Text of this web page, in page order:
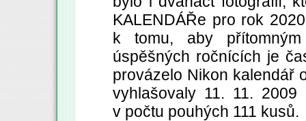
KALENDÁŘe pro rok
k tomu, aby
úspěšných ročnících je
provázelo Nikon kalendář
vyhlašovaly 11. 11.
v počtu pouhých 111 kusů.